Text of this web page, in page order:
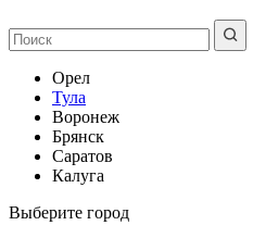
Орел
Тула
Воронеж
Брянск
Саратов
Калуга
Выберите город